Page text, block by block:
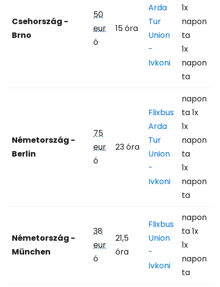
Csehország -
Brno
50
eur
ó
15 óra
Arda
Tur
Union
-
Ivkoni
1x
napon
ta
1x
napon
ta
Németország -
Berlin
75
eur
ó
23 óra
Flixbus
Arda
Tur
Union
-
Ivkoni
napon
ta 1x
1x
napon
ta
1x
napon
ta
Németország -
München
38
eur
ó
21,5
óra
Flixbus
Union
-
Ivkoni
napon
ta 1x
1x
napon
ta